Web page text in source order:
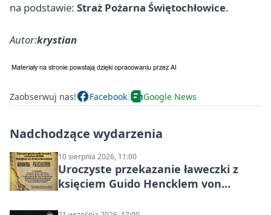
na podstawie: Straż Pożarna Świętochłowice.
Autor:krystian
Zaobserwuj nas! Facebook Google News
Nadchodzące wydarzenia
10 sierpnia 2026, 11:00
Uroczyste przekazanie ławeczki z
księciem Guido Hencklem von